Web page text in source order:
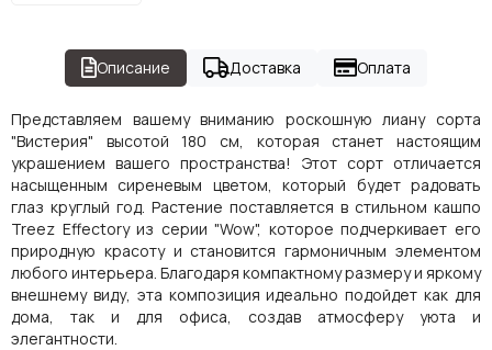
Описание Доставка Оплата
Представляем вашему вниманию роскошную лиану сорта
"Вистерия" высотой 180 см, которая станет настоящим
украшением вашего пространства! Этот сорт отличается
насыщенным сиреневым цветом, который будет радовать
глаз круглый год. Растение поставляется в стильном кашпо
Treez Effectory из серии "Wow", которое подчеркивает его
природную красоту и становится гармоничным элементом
любого интерьера. Благодаря компактному размеру и яркому
внешнему виду, эта композиция идеально подойдет как для
дома, так и для офиса, создав атмосферу уюта и
элегантности.